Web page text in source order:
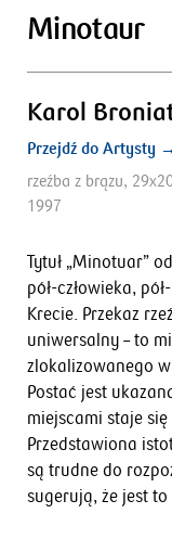
Minotaur
Karol
Przejdź do Artysty →
rzeźba z brązu,
1997
Tytuł „Minotuar”
pół-człowieka,
Krecie. Przekaz
uniwersalny – to
zlokalizowanego
Postać jest
miejscami staje
Przedstawiona
są trudne do
sugerują, że jest